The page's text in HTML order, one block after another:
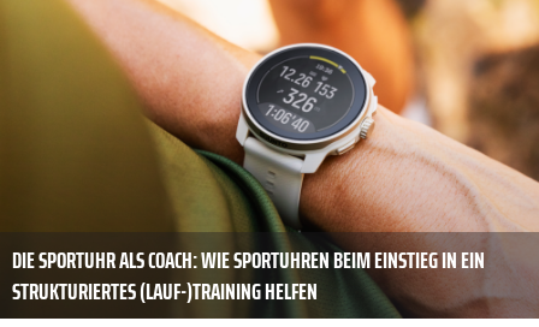
DIE SPORTUHR ALS COACH: WIE SPORTUHREN BEIM EINSTIEG IN EIN
STRUKTURIERTES (LAUF-)TRAINING HELFEN